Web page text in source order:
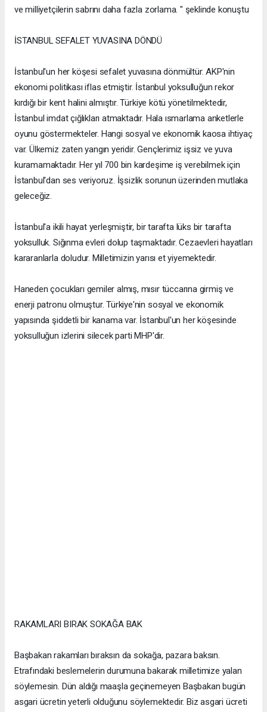
ve milliyetçilerin sabrını daha fazla zorlama. " şeklinde konuştu
İSTANBUL SEFALET YUVASINA DÖNDÜ
İstanbul'un her köşesi sefalet yuvasına dönmültür. AKP'nin
ekonomi politikası iflas etmiştir. İstanbul yoksulluğun rekor
kırdığı bir kent halini almıştır. Türkiye kötü yönetilmektedir,
İstanbul imdat çığlıkları atmaktadır. Hala ısmarlama anketlerle
oyunu göstermekteler. Hangi sosyal ve ekonomik kaosa ihtiyaç
var. Ülkemiz zaten yangın yeridir. Gençlerimiz işsiz ve yuva
kuramamaktadır. Her yıl 700 bin kardeşime iş verebilmek için
İstanbul'dan ses veriyoruz. İşsizlik sorunun üzerinden mutlaka
geleceğiz.
İstanbul'a ikili hayat yerleşmiştir, bir tarafta lüks bir tarafta
yoksulluk. Sığınma evleri dolup taşmaktadır. Cezaevleri hayatları
kararanlarla doludur. Milletimizin yarısı et yiyemektedir.
Haneden çocukları gemiler almış, mısır tüccarına girmiş ve
enerji patronu olmuştur. Türkiye'nin sosyal ve ekonomik
yapısında şiddetli bir kanama var. İstanbul'un her köşesinde
yoksulluğun izlerini silecek parti MHP'dir.
RAKAMLARI BIRAK SOKAĞA BAK
Başbakan rakamları bıraksın da sokağa, pazara baksın.
Etrafındaki beslemelerin durumuna bakarak milletimize yalan
söylemesin. Dün aldığı maaşla geçinemeyen Başbakan bugün
asgari ücretin yeterli olduğunu söylemektedir. Biz asgari ücreti